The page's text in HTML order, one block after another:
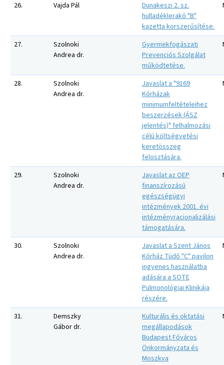
26. Vajda Pál
Dunakeszi 2. sz.
hulladéklerakó "B"
kazetta korszerűsítése.
27.
Szolnoki
Andrea dr.
Gyermekfogászati
Prevenciós Szolgálat
működtetése.
28.
Szolnoki
Andrea dr.
Javaslat a "9169
Kórházak
minimumfeltételeihez
beszerzések (ÁSZ
jelentés)" felhalmozási
célú költségvetési
keretösszeg
felosztására.
29.
Szolnoki
Andrea dr.
Javaslat az OEP
finanszírozású
egészségügyi
intézmények 2001. évi
intézményracionalizálási
támogatására.
30.
Szolnoki
Andrea dr.
Javaslat a Szent János
Kórház Tüdő "C" pavilon
ingyenes használatba
adására a SOTE
Pulmonológiai Klinikája
részére.
31.
Demszky
Gábor dr.
Kulturális és oktatási
megállapodások
Budapest Főváros
Önkormányzata és
Moszkva